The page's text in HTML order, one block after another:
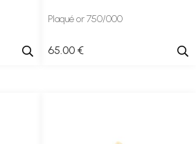
Plaqué or 750/000
65.00 €